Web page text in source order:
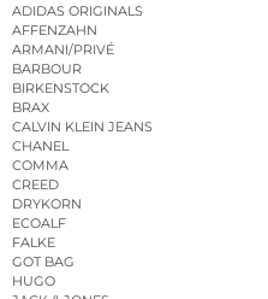
ADIDAS ORIGINALS
AFFENZAHN
ARMANI/PRIVÉ
BARBOUR
BIRKENSTOCK
BRAX
CALVIN KLEIN JEANS
CHANEL
COMMA
CREED
DRYKORN
ECOALF
FALKE
GOT BAG
HUGO